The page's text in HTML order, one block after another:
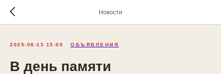
Новости
2025-08-13 15:00 ОБЪЯВЛЕНИЯ
В день памяти